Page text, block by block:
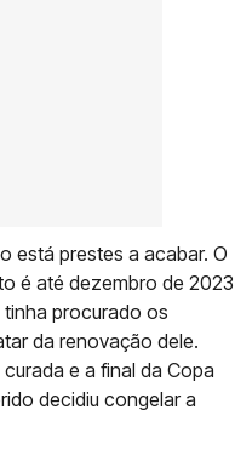
está prestes a acabar. O
é até dezembro de 2023
tinha procurado os
da renovação dele.
e a final da Copa
decidiu congelar a